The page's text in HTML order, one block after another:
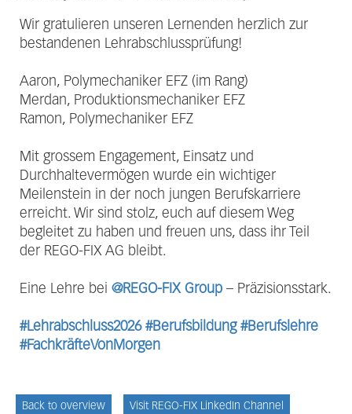
Wir gratulieren unseren Lernenden herzlich zur
bestandenen Lehrabschlussprüfung!
Aaron, Polymechaniker EFZ (im Rang)
Merdan, Produktionsmechaniker EFZ
Ramon, Polymechaniker EFZ
Mit grossem Engagement, Einsatz und
Durchhaltevermögen wurde ein wichtiger
Meilenstein in der noch jungen Berufskarriere
erreicht. Wir sind stolz, euch auf diesem Weg
begleitet zu haben und freuen uns, dass ihr Teil
der REGO-FIX AG bleibt.
Eine Lehre bei @REGO-FIX Group – Präzisionsstark.
#Lehrabschluss2026 #Berufsbildung #Berufslehre
#FachkräfteVonMorgen
Back to overview Visit REGO-FIX LinkedIn Channel